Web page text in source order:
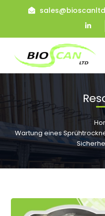
Wartung eines